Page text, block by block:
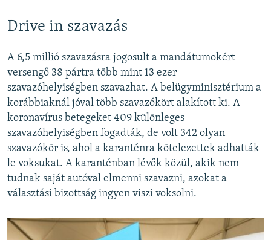
Drive in szavazás
A 6,5 millió szavazásra jogosult a mandátumokért
versengő 38 pártra több mint 13 ezer
szavazóhelyiségben szavazhat. A belügyminisztérium a
korábbiaknál jóval több szavazókört alakított ki. A
koronavírus betegeket 409 különleges
szavazóhelyiségben fogadták, de volt 342 olyan
szavazókör is, ahol a karanténra kötelezettek adhatták
le voksukat. A karanténban lévők közül, akik nem
tudnak saját autóval elmenni szavazni, azokat a
választási bizottság ingyen viszi voksolni.